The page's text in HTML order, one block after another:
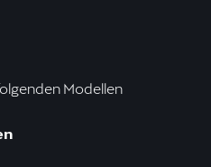
Modellen